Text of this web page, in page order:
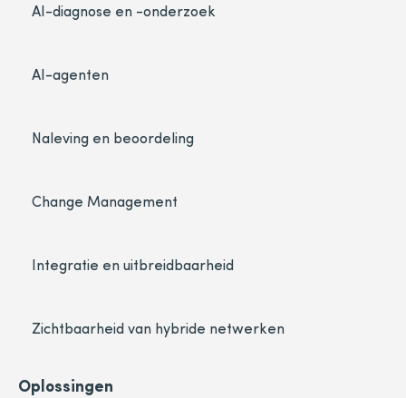
AI-diagnose en -onderzoek
AI-agenten
Naleving en beoordeling
Change Management
Integratie en uitbreidbaarheid
Zichtbaarheid van hybride netwerken
Oplossingen